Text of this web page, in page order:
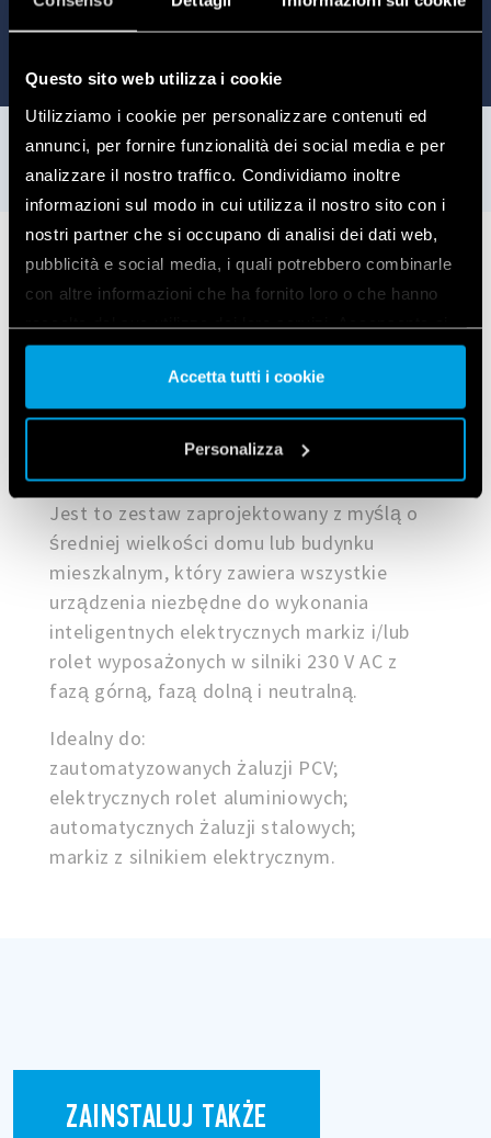
Questo sito web utilizza i cookie
Utilizziamo i cookie per personalizzare contenuti ed
annunci, per fornire funzionalità dei social media e per
analizzare il nostro traffico. Condividiamo inoltre
informazioni sul modo in cui utilizza il nostro sito con i
nostri partner che si occupano di analisi dei dati web,
pubblicità e social media, i quali potrebbero combinarle
con altre informazioni che ha fornito loro o che hanno
nostri cookie se continua ad utilizzare il nostro sito web.
Vai alla Cookie Policy completa
Accetta tutti i cookie
Personalizza
Przykłady zastosowań
Jeśli w Twoim domu, który chcesz zmienić
zasłon lub żaluzji z napędem elektrycznym
wówczas Typ 13.S2.8.230.B000POA to
idealne rozwiązanie.
Jest to zestaw zaprojektowany z myślą o
średniej wielkości domu lub budynku
mieszkalnym, który zawiera wszystkie
urządzenia niezbędne do wykonania
inteligentnych elektrycznych markiz i/lub
rolet wyposażonych w silniki 230 V AC z
fazą górną, fazą dolną i neutralną.
Idealny do:
zautomatyzowanych żaluzji PCV;
elektrycznych rolet aluminiowych;
automatycznych żaluzji stalowych;
markiz z silnikiem elektrycznym.
ZAINSTALUJ TAKŻE